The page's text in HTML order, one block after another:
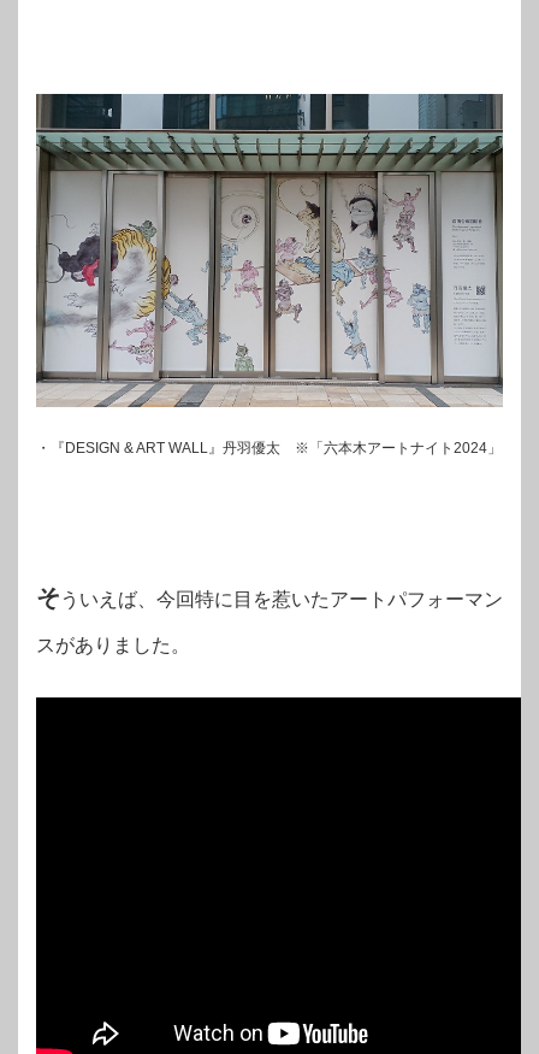
・『DESIGN & ART WALL』丹羽優太 ※「六本木アートナイト2024」
そ ういえば、今回特に目を惹いたアートパフォーマン
スがありました。